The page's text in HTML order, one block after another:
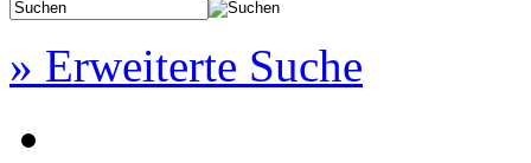
» Erweiterte Suche